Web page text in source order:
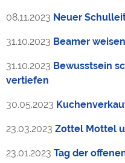
08.11.2023 Neuer
31.10.2023 Beamer
31.10.2023 Bewusstsein
vertiefen
30.05.2023
23.03.2023 Zottel Mottel
23.01.2023 Tag der